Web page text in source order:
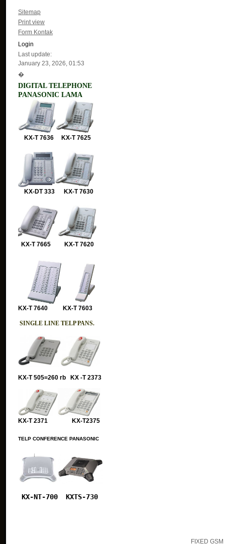
Sitemap
Print view
Form Kontak
Login
Last update:
January 23, 2026, 01:53
�
DIGITAL TELEPHONE
PANASONIC LAMA
KX-T 7636 KX-T 7625
KX-DT 333 KX-T 7630
KX-T 7665 KX-T 7620
KX-T 7640 KX-T 7603
SINGLE LINE TELP PANS.
KX-T 505=260 rb KX -T 2373
KX-T 2371 KX-T2375
TELP CONFERENCE PANASONIC
KX-NT-700 KXTS-730
FIXED